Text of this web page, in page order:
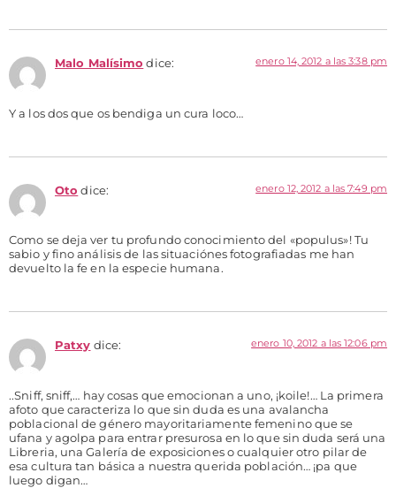
Malo Malísimo dice: enero 14, 2012 a las 3:38 pm
Y a los dos que os bendiga un cura loco…
Oto dice: enero 12, 2012 a las 7:49 pm
Como se deja ver tu profundo conocimiento del «populus»! Tu
sabio y fino análisis de las situaciónes fotografiadas me han
devuelto la fe en la especie humana.
Patxy dice: enero 10, 2012 a las 12:06 pm
..Sniff, sniff,… hay cosas que emocionan a uno, ¡koile!… La primera
afoto que caracteriza lo que sin duda es una avalancha
poblacional de género mayoritariamente femenino que se
ufana y agolpa para entrar presurosa en lo que sin duda será una
Libreria, una Galería de exposiciones o cualquier otro pilar de
esa cultura tan básica a nuestra querida población… ¡pa que
luego digan…